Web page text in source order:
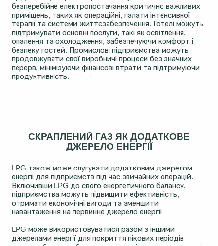
безперебійне електропостачання критично важливих
приміщень, таких як операційні, палати інтенсивної
терапії та системи життєзабезпечення. Готелі можуть
підтримувати основні послуги, такі як освітлення,
опалення та охолодження, забезпечуючи комфорт і
безпеку гостей. Промислові підприємства можуть
продовжувати свої виробничі процеси без значних
перерв, мінімізуючи фінансові втрати та підтримуючи
продуктивність.
СКРАПЛЕНИЙ ГАЗ ЯК ДОДАТКОВЕ
ДЖЕРЕЛО ЕНЕРГІЇ
LPG також може слугувати додатковим джерелом
енергії для підприємств під час звичайних операцій.
Включивши LPG до свого енергетичного балансу,
підприємства можуть підвищити ефективність,
отримати економічні вигоди та зменшити
навантаження на первинне джерело енергії.
LPG може використовуватися разом з іншими
джерелами енергії для покриття пікових періодів